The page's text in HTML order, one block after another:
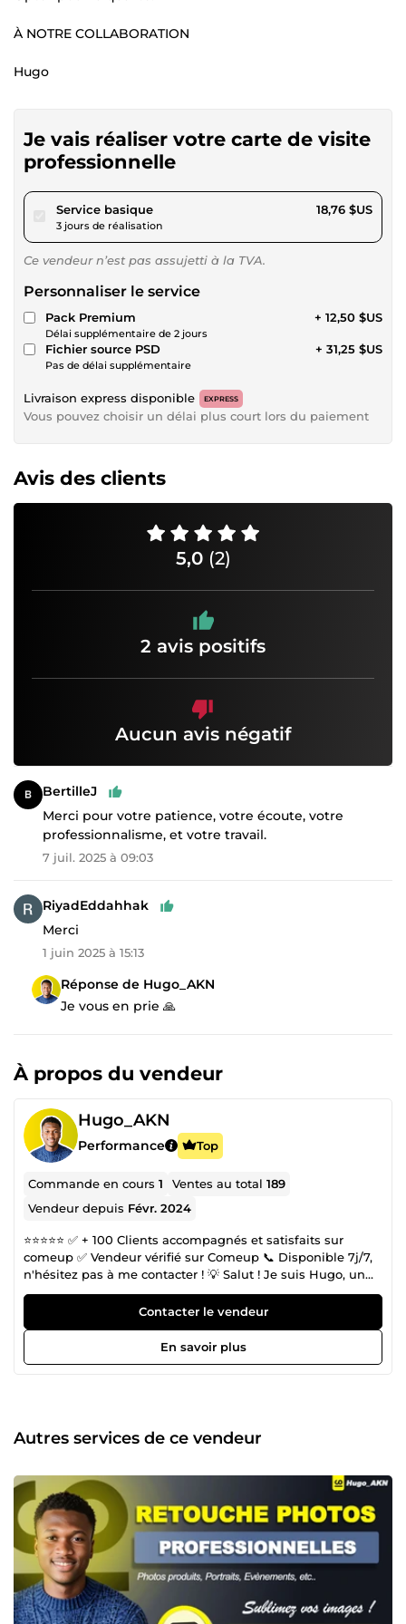
À NOTRE COLLABORATION
Hugo
Je vais réaliser votre carte de visite
professionnelle
Service basiquepour 17,28 $US
3 jours de réalisation
18,76 $US
Ce vendeur n’est pas assujetti à la TVA.
Personnaliser le service
Pack Premium
Délai supplémentaire de 2 jours
+ 12,50 $US
Fichier source PSD
Pas de délai supplémentaire
+ 31,25 $US
Livraison express disponible EXPRESS
Vous pouvez choisir un délai plus court lors du paiement
Avis des clients
5,0 (2)
2 avis positifs
Aucun avis négatif
BertilleJ
Merci pour votre patience, votre écoute, votre
professionnalisme, et votre travail.
7 juil. 2025 à 09:03
RiyadEddahhak
Merci
1 juin 2025 à 15:13
Réponse de Hugo_AKN
Je vous en prie 🙏
À propos du vendeur
Hugo_AKN
Performance Top
Commande en cours1 Ventes au total189
Vendeur depuis Févr. 2024
⭐⭐⭐⭐⭐ ✅ + 100 Clients accompagnés et satisfaits sur
comeup ✅ Vendeur vérifié sur Comeup 📞 Disponible 7j/7,
n'hésitez pas à me contacter ! 💡 Salut ! Je suis Hugo, un
graphiste professionnel, passionné par les conceptions
graphiques, les montages et les retouches d'images et
autres. J'accompagne les entrepreneurs, particuliers, les e-
commercants et organismes dans l'accroissement de leurs
visibilités en leur fournissant des visuels impactants et
réalisés (sur ComeUp et en dehors), aujourd'hui, je suis ravi
de mettre à votre disposition mes compétences sur
domaines du graphisme, notamment : Montage et la
retouche d'image de toute sorte Conception d'image
produit Conception d'image des catalogues moderne de
toute sorte Conception de brochures et flyers
professionnels. Conception de logos plus charte graphique
complète, concevoir un favicon, etc. Et bien d'autres
choses. Grâce à mes applications quotidiennes, j'ai
développé une excellente maîtrise des logiciels phares de
la suite Adobe, améliorant ainsi ma productivité et la
Contacter le vendeur
En savoir plus
Autres services de ce vendeur